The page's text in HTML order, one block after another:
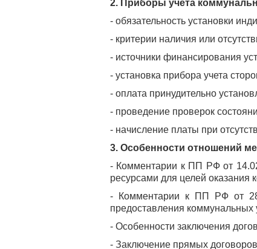
2. Приборы учета
- обязательность установки
- критерии наличия или
- источники финансирования
- установка прибора учета
- оплата принудительно
- проведение проверок
- начисление платы при
3. Особенности отношений
- Комментарии к ПП РФ от
ресурсами для целей оказания
- Комментарии к ПП РФ от
предоставления коммунальных
- Особенности заключения
- Заключение прямых